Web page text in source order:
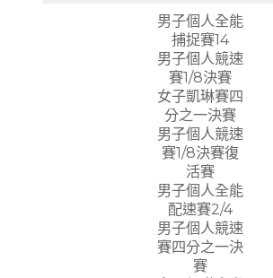
男子個人全能
捕捉賽14
男子個人競速
賽1/8決賽
女子凱琳賽四
分之一決賽
男子個人競速
賽1/8決賽復
活賽
男子個人全能
配速賽2/4
男子個人競速
賽四分之一決
賽